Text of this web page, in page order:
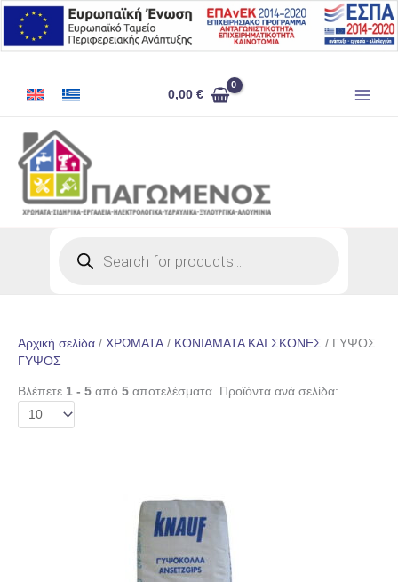
Μετάβαση
στο
περιεχόμενο
0,00€
Αρχική σελίδα / ΧΡΩΜΑΤΑ/ ΚΟΝΙΑΜΑΤΑ ΚΑΙ ΣΚΟΝΕΣ / ΓΥΨΟΣ
ΓΥΨΟΣ
Βλέπετε 1 - 5 από 5 αποτελέσματα. Προϊόντα ανά σελίδα: